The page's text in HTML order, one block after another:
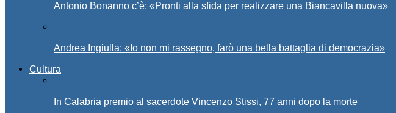
Antonio Bonanno c’è: «Pronti alla sfida per realizzare una Biancavilla nuova»
Andrea Ingiulla: «Io non mi rassegno, farò una bella battaglia di democrazia»
Cultura
In Calabria premio al sacerdote Vincenzo Stissi, 77 anni dopo la morte